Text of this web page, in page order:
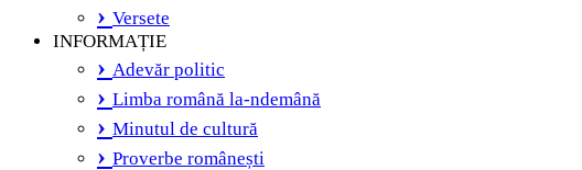
Versete
INFORMAȚIE
Adevăr politic
Limba română la-ndemână
Minutul de cultură
Proverbe românești